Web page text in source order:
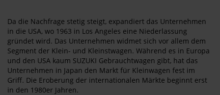
Da die Nachfrage stetig steigt, expandiert das Unternehmen
in die USA, wo 1963 in Los Angeles eine Niederlassung
gründet wird. Das Unternehmen widmet sich vor allem dem
Segment der Klein- und Kleinstwagen. Während es in Europa
und den USA kaum SUZUKI Gebrauchtwagen gibt, hat das
Unternehmen in Japan den Markt für Kleinwagen fest im
Griff. Die Eroberung der internationalen Märkte beginnt erst
in den 1980er Jahren.